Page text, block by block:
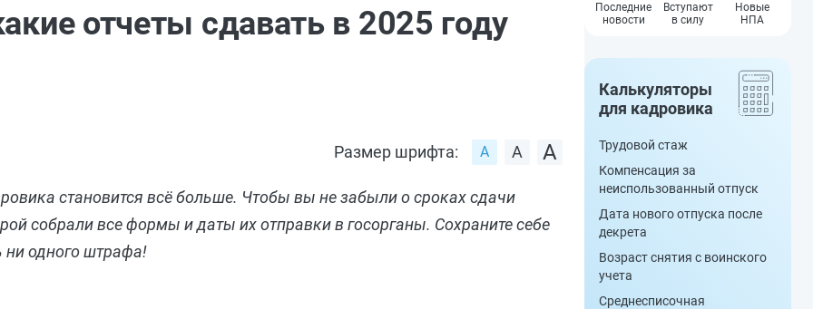
и ГПХ-отношений #кадровику
отчеты сдавать в 2025 году
Размер шрифта:
становится всё больше. Чтобы вы не забыли о сроках сдачи
собрали все формы и даты их отправки в госорганы. Сохраните себе
ни одного штрафа!
Последние
новости
Вступают
в силу
Новые
НПА
Калькуляторы
для кадровика
Трудовой стаж
Компенсация за
неиспользованный отпуск
Дата нового отпуска после
декрета
Возраст снятия с воинского
учета
Среднесписочная